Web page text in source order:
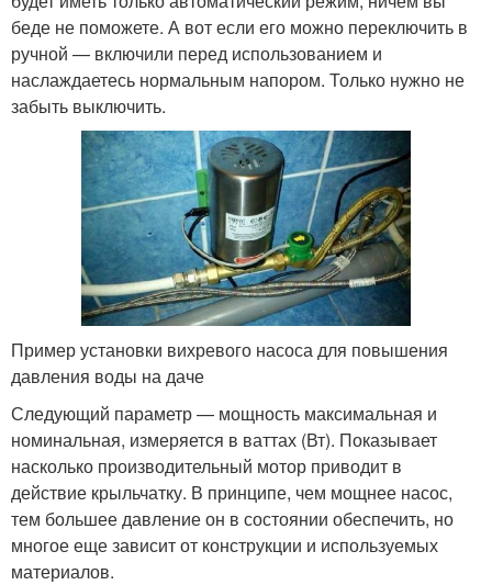
беде не поможете. А вот если его можно переключить в
ручной — включили перед использованием и
наслаждаетесь нормальным напором. Только нужно не
забыть выключить.
Пример установки вихревого насоса для повышения
давления воды на даче
Следующий параметр — мощность максимальная и
номинальная, измеряется в ваттах (Вт). Показывает
насколько производительный мотор приводит в
действие крыльчатку. В принципе, чем мощнее насос,
тем большее давление он в состоянии обеспечить, но
многое еще зависит от конструкции и используемых
материалов.